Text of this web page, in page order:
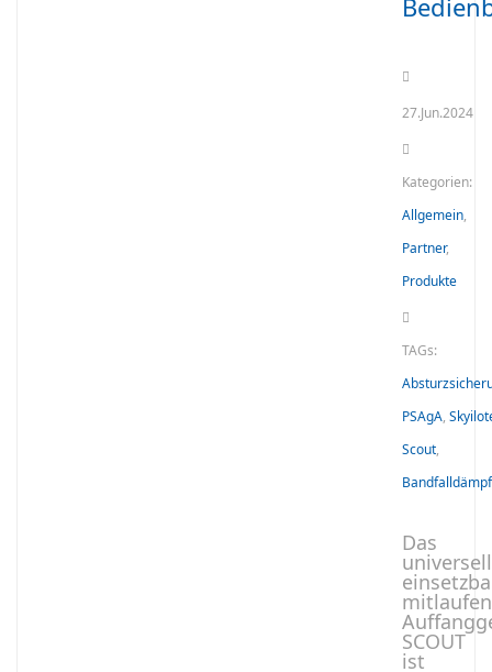
27.Jun.2024
Kategorien:
Allgemein,
Partner,
Produkte
TAGs:
PSAgA,
Scout,
Das
universell
SCOUT
ist